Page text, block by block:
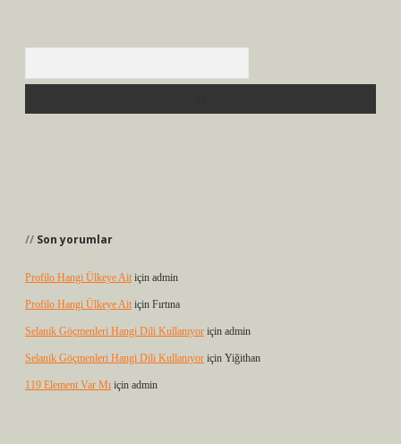
Son yorumlar
Profilo Hangi Ülkeye Ait için admin
Profilo Hangi Ülkeye Ait için Fırtına
Selanik Göçmenleri Hangi Dili Kullanıyor için admin
Selanik Göçmenleri Hangi Dili Kullanıyor için Yiğithan
119 Element Var Mı için admin